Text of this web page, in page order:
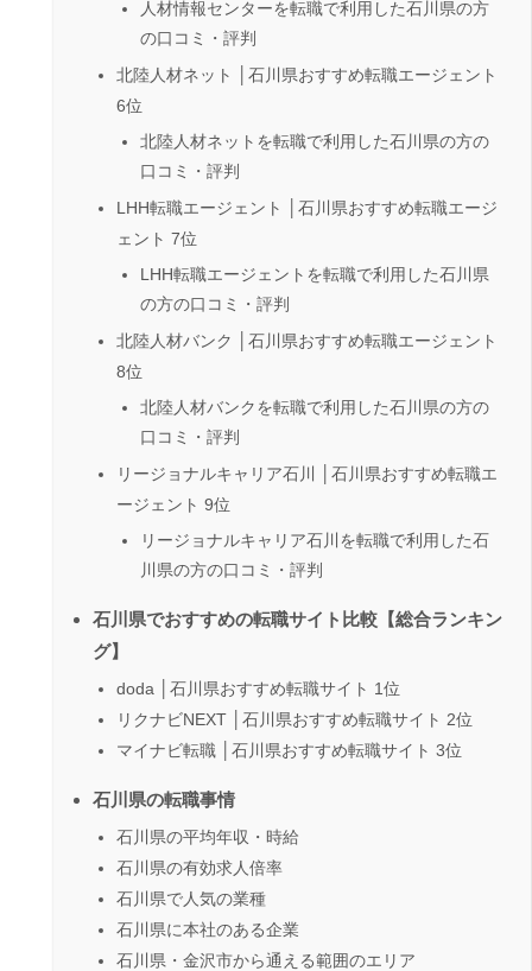
人材情報センターを転職で利用した石川県の方
の口コミ・評判
北陸人材ネット │石川県おすすめ転職エージェント
6位
北陸人材ネットを転職で利用した石川県の方の
口コミ・評判
LHH転職エージェント │石川県おすすめ転職エージ
ェント 7位
LHH転職エージェントを転職で利用した石川県
の方の口コミ・評判
北陸人材バンク │石川県おすすめ転職エージェント
8位
北陸人材バンクを転職で利用した石川県の方の
口コミ・評判
リージョナルキャリア石川 │石川県おすすめ転職エ
ージェント 9位
リージョナルキャリア石川を転職で利用した石
川県の方の口コミ・評判
石川県でおすすめの転職サイト比較【総合ランキン
グ】
doda │石川県おすすめ転職サイト 1位
リクナビNEXT │石川県おすすめ転職サイト 2位
マイナビ転職 │石川県おすすめ転職サイト 3位
石川県の転職事情
石川県の平均年収・時給
石川県の有効求人倍率
石川県で人気の業種
石川県に本社のある企業
石川県・金沢市から通える範囲のエリア